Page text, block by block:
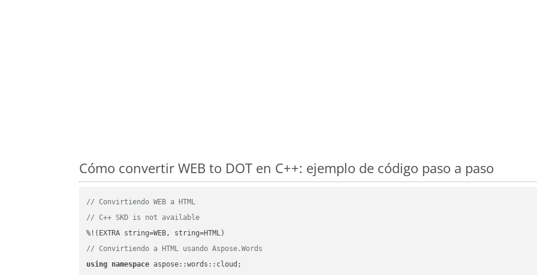
Cómo convertir WEB to DOT en C++: ejemplo de código paso a paso
// Convirtiendo WEB a HTML
// C++ SKD is not available
// Convirtiendo a HTML usando Aspose.Words
using namespace